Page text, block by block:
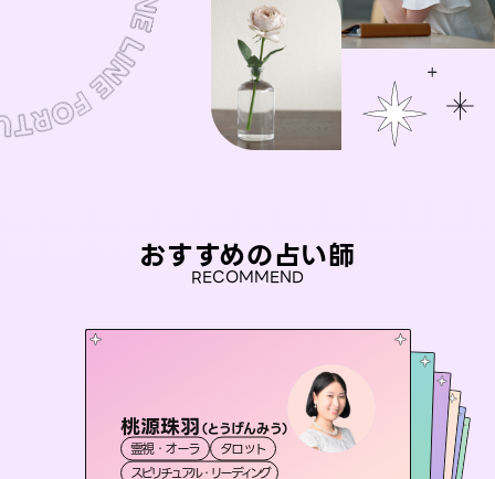
おすすめの占い師
RECOMMEND
桃源珠羽（とうげんみう）
霊視・オーラ
タロット
スピリチュアル・リーディング
彗望（すいぼう）
霊視・オーラ 透視
アイリス -iris-
西洋占星術 タロット
おう 霊感オラクル
霊視・オーラ
未来視師＊花
霊視・オーラ
セラピスト理恵